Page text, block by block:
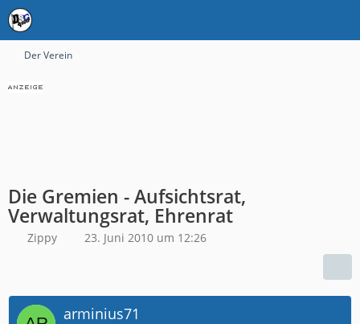
Der Verein
Die Gremien - Aufsichtsrat,
Verwaltungsrat, Ehrenrat
Zippy 23. Juni 2010 um 12:26
arminius71